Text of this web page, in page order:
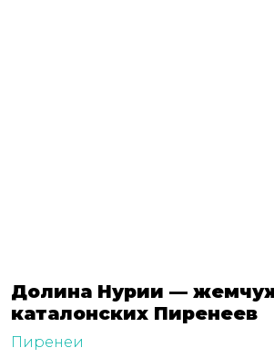
Долина Нурии —
каталонских Пиренеев
Пиренеи